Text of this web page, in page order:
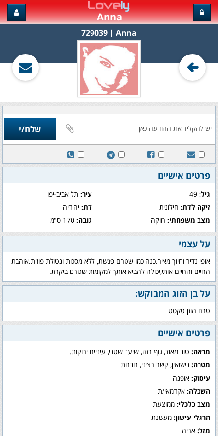
Anna
Anna‏ | 729039
פרטים אישיים
גיל: עיר:תל אביב-יפו
זיקה לדת: חילונית דת:יהודיה
מצב משפחתי: רווקה גובה:170 ס"מ
על עצמי
אופי נדיר וחיוך מאיר.כנה כמו שטרם פגשת, ללא מסכות ונטולת פוזות.אוהבת
החיים והחיים אותי,יכולה להביא אותך למקומות שטרם ביקרת.
על בן הזוג המבוקש:
טרם הוזן טקסט
פרטים אישיים
מראה: טוב מאוד, גוף רזה, שיער שטני, עיניים ירוקות.
מטרה: נישואין, קשר רציני, חברות
עיסוק: אופנה
השכלה: אקדמאי/ת
מצב כלכלי: ממוצעת
הרגלי עישון: מעשנת
מזל: אריה